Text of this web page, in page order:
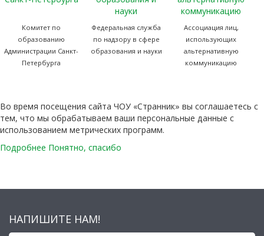
Комитет по
образованию
Администрации Санкт-
Петербурга
Федеральная служба
по надзору в сфере
образования и науки
Ассоциация лиц,
использующих
альтернативную
коммуникацию
Во время посещения сайта ЧОУ «Странник» вы соглашаетесь с
тем, что мы обрабатываем ваши персональные данные с
использованием метрических программ.
Подробнее Понятно, спасибо
НАПИШИТЕ НАМ!